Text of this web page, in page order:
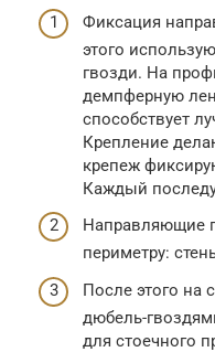
Фиксация
этого
гвозди. На
демпферную
способствует
Крепление
крепеж
Каждый
Направляющие
периметру:
После этого на
дюбель-
для стоечного